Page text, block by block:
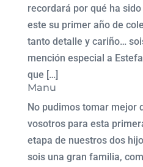
recordará por qué ha
este su primer año de
tanto detalle y cariño…
mención especial a
que […]
Manu
No pudimos tomar mejor
vosotros para esta
etapa de nuestros dos
sois una gran familia,